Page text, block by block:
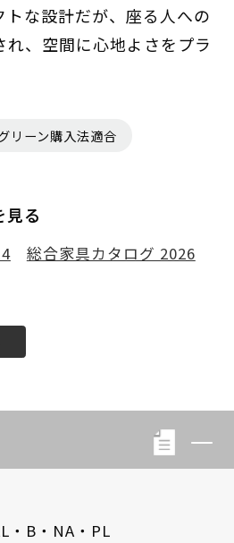
トな設計だが、座る人への
、空間に心地よさをプラ
リーン購入法適合
見る
総合家具カタログ 2026
・B・NA・PL